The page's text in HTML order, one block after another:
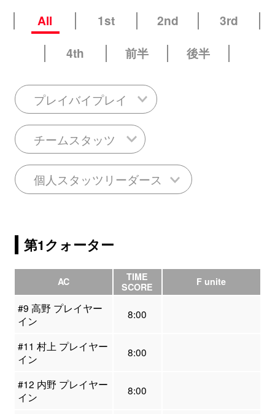
All 1st 2nd
3rd
4th
前半 後半
プレイバイプレイ
チームスタッツ
個人スタッツリーダース
第1クォーター
AC
TIME
SCORE
F unite
#9 高野 プレイヤー
イン
8:00
#11 村上 プレイヤー
イン
8:00
#12 内野 プレイヤー
イン
8:00